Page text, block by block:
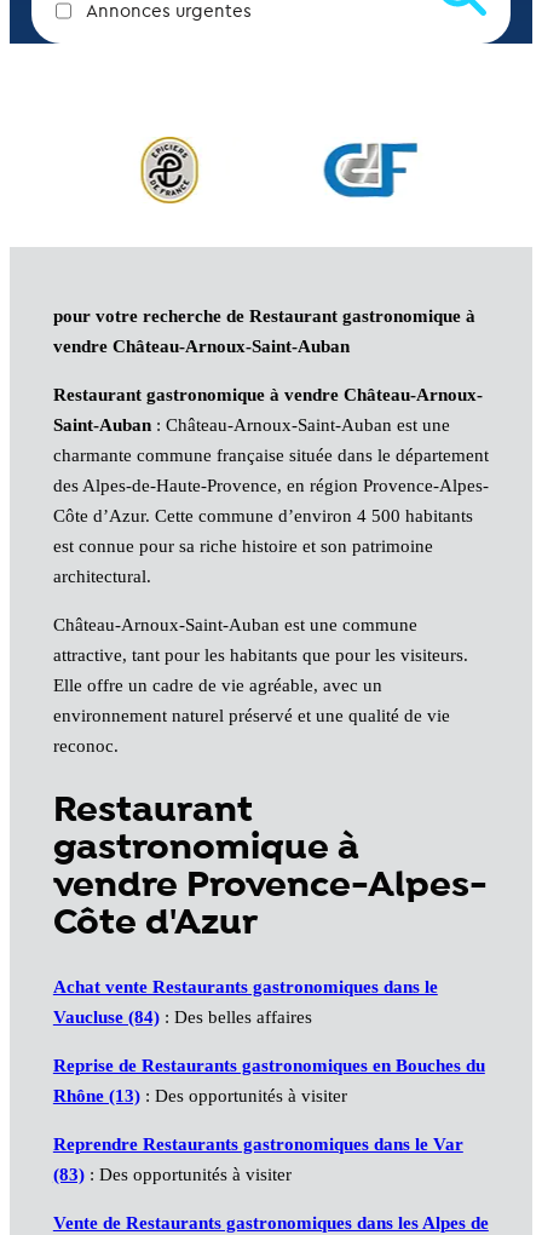
Annonces urgentes
pour votre recherche de Restaurant gastronomique à
vendre Château-Arnoux-Saint-Auban
Restaurant gastronomique à vendre Château-Arnoux-
Saint-Auban: Château-Arnoux-Saint-Auban est une
charmante commune française située dans le département
des Alpes-de-Haute-Provence, en région Provence-Alpes-
Côte d’Azur. Cette commune d’environ 4 500 habitants
est connue pour sa riche histoire et son patrimoine
architectural.
Château-Arnoux-Saint-Auban est une commune
attractive, tant pour les habitants que pour les visiteurs.
Elle offre un cadre de vie agréable, avec un
environnement naturel préservé et une qualité de vie
reconoc.
Restaurant
gastronomique à
vendre Provence-Alpes-
Côte d'Azur
Achat vente Restaurants gastronomiques dans le
Vaucluse (84): Des belles affaires
Reprise de Restaurants gastronomiques en Bouches du
Rhône (13): Des opportunités à visiter
Reprendre Restaurants gastronomiques dans le Var
(83): Des opportunités à visiter
Vente de Restaurants gastronomiques dans les Alpes de